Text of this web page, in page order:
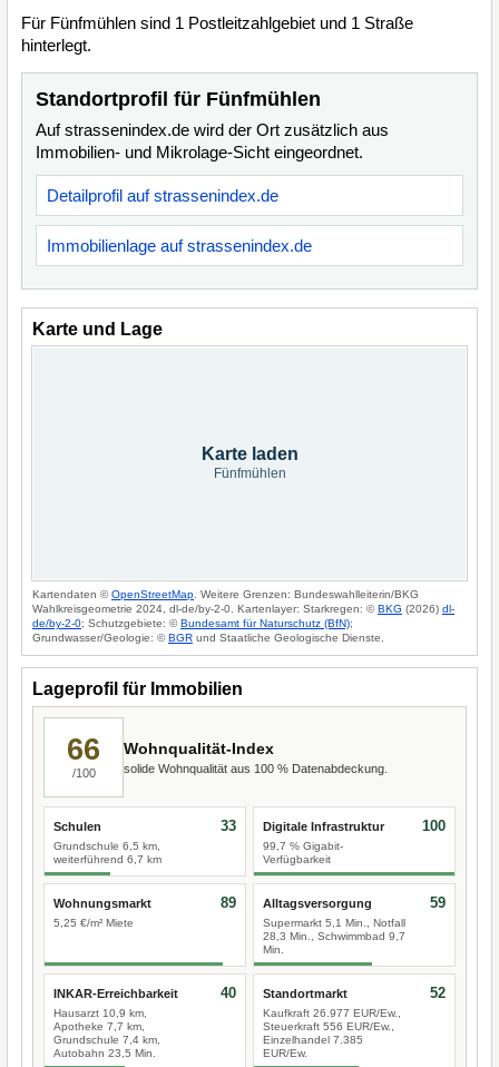
Für Fünfmühlen sind 1 Postleitzahlgebiet und 1 Straße
hinterlegt.
Standortprofil für Fünfmühlen
Auf strassenindex.de wird der Ort zusätzlich aus
Immobilien- und Mikrolage-Sicht eingeordnet.
Detailprofil auf strassenindex.de
Immobilienlage auf strassenindex.de
Karte und Lage
Karte laden
Fünfmühlen
Kartendaten ©OpenStreetMap . Weitere Grenzen: Bundeswahlleiterin/BKG
Wahlkreisgeometrie 2024, dl-de/by-2-0. Kartenlayer: Starkregen: ©BKG (2026) dl-
de/by-2-0; Schutzgebiete: ©Bundesamt für Naturschutz (BfN);
Grundwasser/Geologie: ©BGR und Staatliche Geologische Dienste.
Lageprofil für Immobilien
66
/100
Wohnqualität-Index
solide Wohnqualität aus 100 % Datenabdeckung.
Schulen
Grundschule 6,5 km,
weiterführend 6,7 km
33 Digitale Infrastruktur
99,7 % Gigabit-
Verfügbarkeit
100
Wohnungsmarkt
5,25 €/m² Miete
89 Alltagsversorgung
Supermarkt 5,1 Min., Notfall
28,3 Min., Schwimmbad 9,7
Min.
59
INKAR-Erreichbarkeit
Hausarzt 10,9 km,
Apotheke 7,7 km,
Grundschule 7,4 km,
Autobahn 23,5 Min.
40 Standortmarkt
Kaufkraft 26.977 EUR/Ew.,
Steuerkraft 556 EUR/Ew.,
Einzelhandel 7.385
EUR/Ew.
52